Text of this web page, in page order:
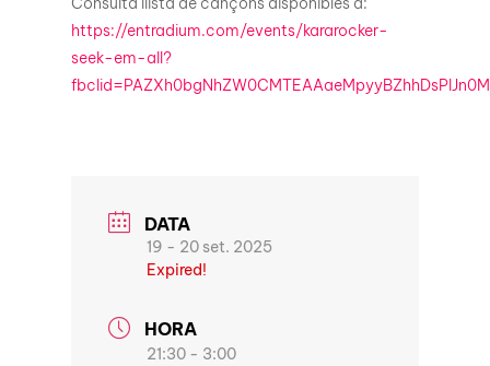
https://entradium.com/events/kararocker-
seek-em-all?
DATA
19 - 20 set. 2025
Expired!
HORA
21:30 - 3:00